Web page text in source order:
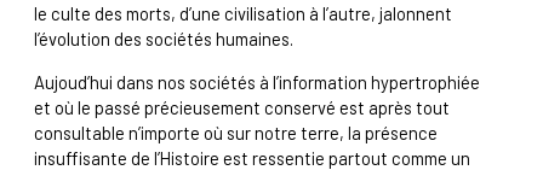
le culte des morts, d’une civilisation à l’autre, jalonnent
l’évolution des sociétés humaines.
Aujoud’hui dans nos sociétés à l’information hypertrophiée
et où le passé précieusement conservé est après tout
consultable n’importe où sur notre terre, la présence
insuffisante de l’Histoire est ressentie partout comme un